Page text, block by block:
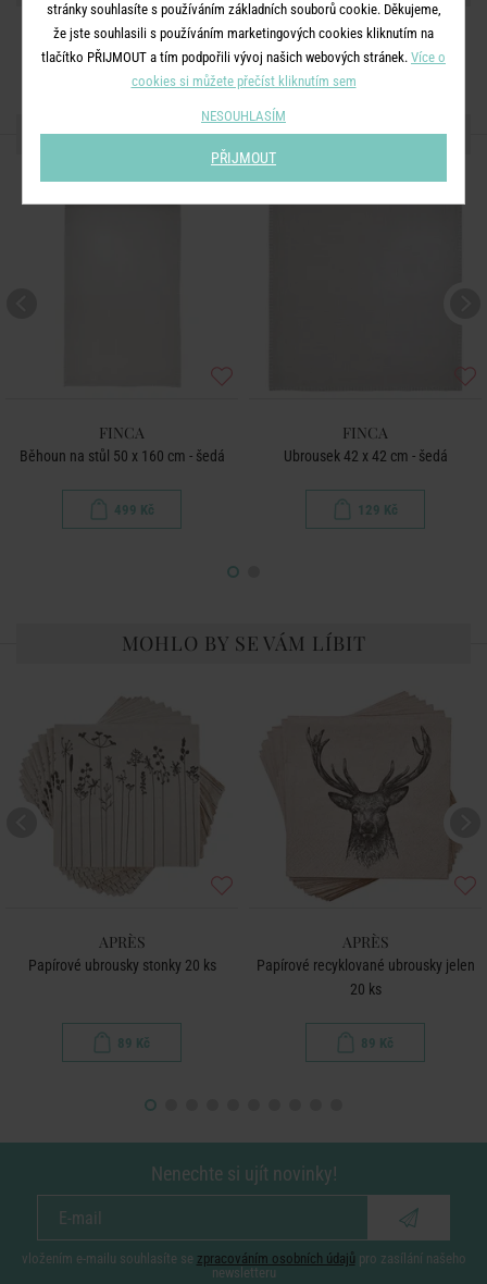
DALŠÍ PRODUKTY ZE SÉRIE
FINCA
Běhoun na stůl 50 x 160 cm - šedá
499 Kč
FINCA
Ubrousek 42 x 42 cm - šedá
129 Kč
MOHLO BY SE VÁM LÍBIT
APRÈS
Papírové ubrousky stonky 20 ks
89 Kč
APRÈS
Papírové recyklované ubrousky jelen
20 ks
89 Kč
Nenechte si ujít novinky!
vložením e-mailu souhlasíte se zpracováním osobních údajů pro zasílání našeho
newsletteru
stránky souhlasíte s používáním základních souborů cookie. Děkujeme,
že jste souhlasili s používáním marketingových cookies kliknutím na
tlačítko PŘIJMOUT a tím podpořili vývoj našich webových stránek. Více o
cookies si můžete přečíst kliknutím sem
NESOUHLASÍM
PŘIJMOUT